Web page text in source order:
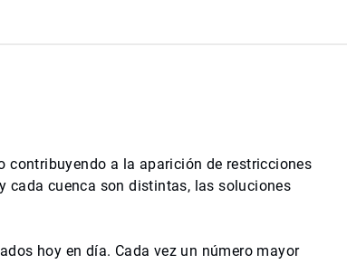
contribuyendo a la aparición de restricciones
cada cuenca son distintas, las soluciones
hoy en día. Cada vez un número mayor